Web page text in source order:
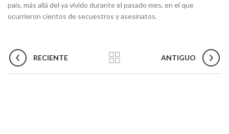
país, más allá del ya vivido durante el pasado mes, en el que
ocurrieron cientos de secuestros y asesinatos.
RECIENTE ANTIGUO